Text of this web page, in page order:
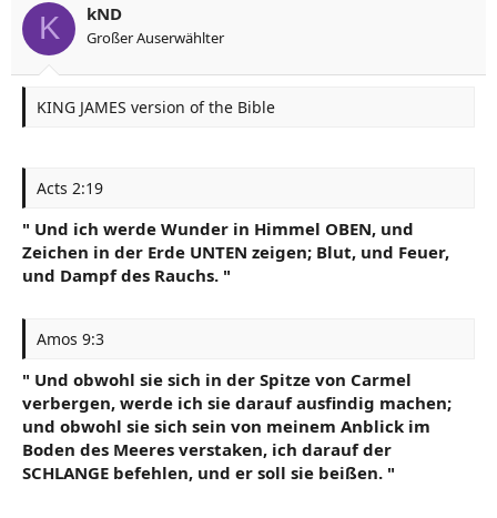
K kND
Großer Auserwählter
KING JAMES version of the Bible
Acts 2:19
" Und ich werde Wunder in Himmel OBEN, und
Zeichen in der Erde UNTEN zeigen; Blut, und Feuer,
und Dampf des Rauchs. "
Amos 9:3
" Und obwohl sie sich in der Spitze von Carmel
verbergen, werde ich sie darauf ausfindig machen;
und obwohl sie sich sein von meinem Anblick im
Boden des Meeres verstaken, ich darauf der
SCHLANGE befehlen, und er soll sie beißen. "